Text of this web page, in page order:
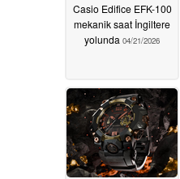
Casio Edifice EFK-100
mekanik saat İngiltere
yolunda 04/21/2026